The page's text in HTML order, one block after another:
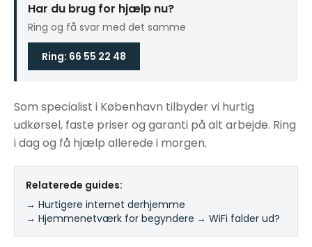
Har du brug for hjælp nu?
Ring og få svar med det samme
Ring: 66 55 22 48
Som specialist i København tilbyder vi hurtig
udkørsel, faste priser og garanti på alt arbejde. Ring
i dag og få hjælp allerede i morgen.
Relaterede guides:
→ Hurtigere internet derhjemme
→ Hjemmenetværk for begyndere → WiFi falder ud?